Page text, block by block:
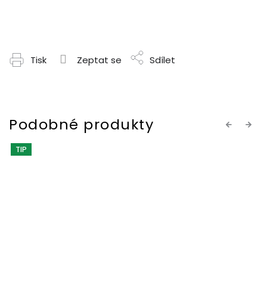
Tisk Zeptat se Sdílet
Previous
TIP
Next